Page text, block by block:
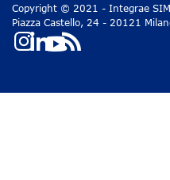
Copyright © 2021 - Integrae
Piazza Castello, 24 - 20121